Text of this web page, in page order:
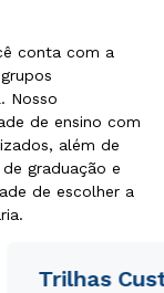
conta com a
Nosso
de ensino com
além de
graduação e
de escolher a
Trilhas